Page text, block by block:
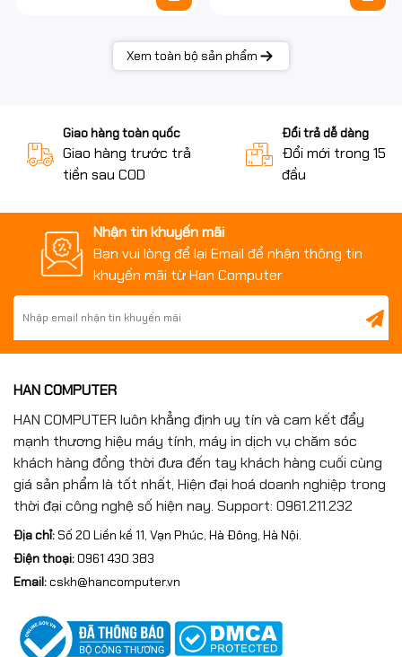
Xem toàn bộ sản phẩm
Giao hàng toàn quốc
Giao hàng trước trả
tiền sau COD
Đổi trả dễ dàng
Đổi mới trong 15
đầu
Nhận tin khuyến mãi
Bạn vui lòng để lại Email để nhận thông tin
khuyến mãi từ Han Computer
HAN COMPUTER
HAN COMPUTER luôn khẳng định uy tín và cam kết đẩy
mạnh thương hiệu máy tính, máy in dịch vụ chăm sóc
khách hàng đồng thời đưa đến tay khách hàng cuối cùng
giá sản phẩm là tốt nhất, Hiện đại hoá doanh nghiệp trong
thời đại công nghệ số hiện nay. Support: 0961.211.232
Địa chỉ:Số 20 Liền kề 11, Vạn Phúc, Hà Đông, Hà Nội.
Điện thoại:0961 430 383
Email:cskh@hancomputer.vn